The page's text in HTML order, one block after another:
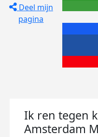
Deel mijn
pagina
Ik ren tegen
Amsterdam